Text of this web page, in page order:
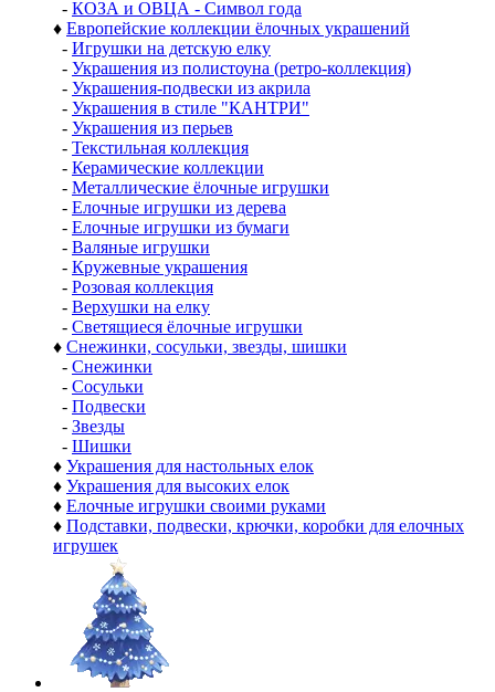
- КОЗА и ОВЦА - Символ года
♦ Европейские коллекции ёлочных украшений
- Игрушки на детскую елку
- Украшения из полистоуна (ретро-коллекция)
- Украшения-подвески из акрила
- Украшения в стиле "КАНТРИ"
- Украшения из перьев
- Текстильная коллекция
- Керамические коллекции
- Металлические ёлочные игрушки
- Елочные игрушки из дерева
- Елочные игрушки из бумаги
- Валяные игрушки
- Кружевные украшения
- Розовая коллекция
- Верхушки на елку
- Светящиеся ёлочные игрушки
♦ Снежинки, сосульки, звезды, шишки
- Снежинки
- Сосульки
- Подвески
- Звезды
- Шишки
♦ Украшения для настольных елок
♦ Украшения для высоких елок
♦ Елочные игрушки своими руками
♦ Подставки, подвески, крючки, коробки для елочных
игрушек